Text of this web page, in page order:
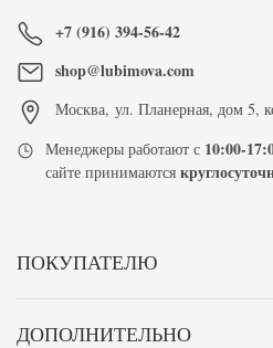
+7 (916) 394-56-42
shop@lubimova.com
Москва, ул. Планерная, дом 5,
Менеджеры работают с 10:00-
сайте принимаются
ПОКУПАТЕЛЮ
ДОПОЛНИТЕЛЬНО